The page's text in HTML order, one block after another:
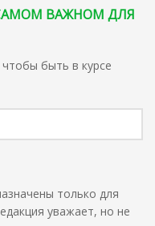
ВАЖНОМ ДЛЯ
быть в курсе
только для
уважает, но не